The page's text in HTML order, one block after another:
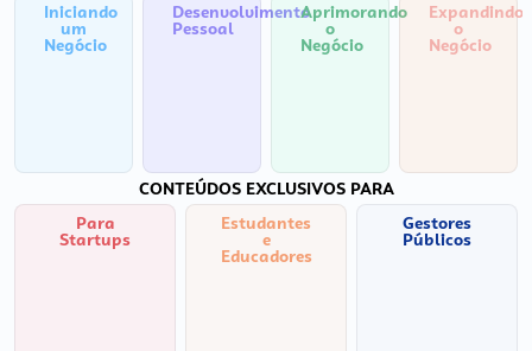
Iniciando
um
Negócio
Desenvolvimento
Pessoal
Aprimorando
o
Negócio
Expandindo
o
Negócio
CONTEÚDOS EXCLUSIVOS PARA
Para
Startups
Estudantes
e
Educadores
Gestores
Públicos